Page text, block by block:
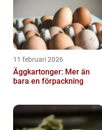
11 februari 2026
Äggkartonger: Mer än
bara en förpackning